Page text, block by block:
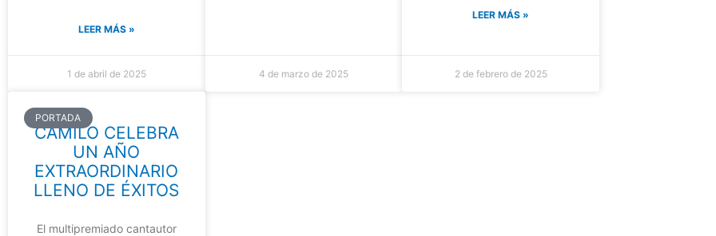
LEER MÁS »
1 de abril de 2025 4 de marzo de 2025
LEER MÁS »
2 de febrero de 2025
PORTADA
CAMILO CELEBRA
UN AÑO
EXTRAORDINARIO
LLENO DE ÉXITOS
El multipremiado cantautor